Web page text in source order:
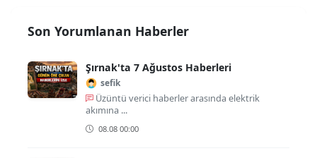
Son Yorumlanan Haberler
Şırnak'ta 7 Ağustos Haberleri
sefik
Üzüntü verici haberler arasında elektrik
akımına ...
08.08 00:00